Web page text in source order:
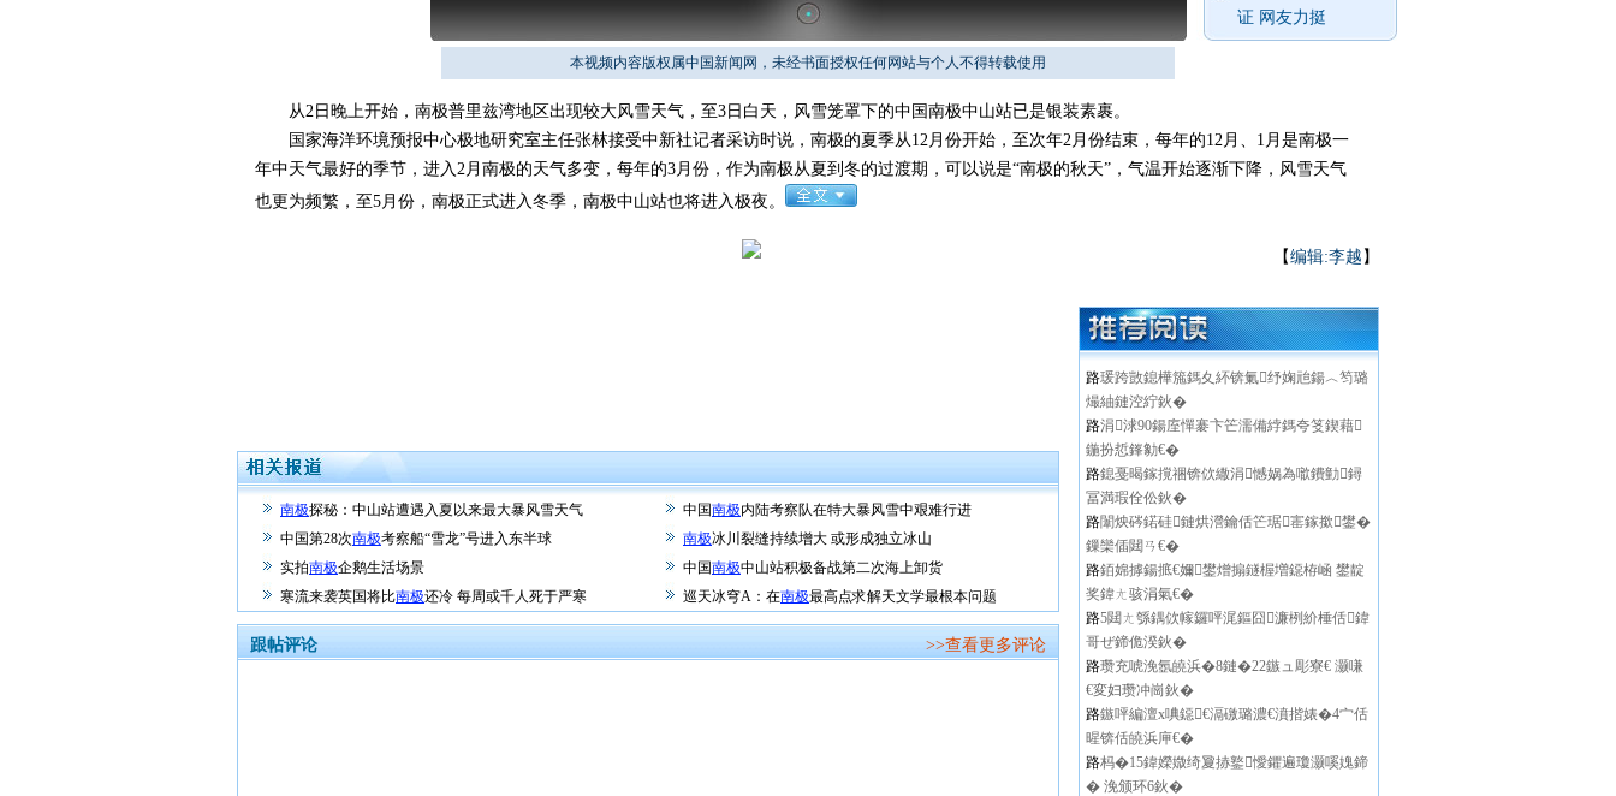
证 网友力挺
本视频内容版权属中国新闻网，未经书面授权任何网站与个人不得转载使用
从2日晚上开始，南极普里兹湾地区出现较大风雪天气，至3日白天，风雪笼罩下的中国南极中山站已是银装素裹。
国家海洋环境预报中心极地研究室主任张林接受中新社记者采访时说，南极的夏季从12月份开始，至次年2月份结束，每年的12月、1月是南极一
年中天气最好的季节，进入2月南极的天气多变，每年的3月份，作为南极从夏到冬的过渡期，可以说是“南极的秋天”，气温开始逐渐下降，风雪天气
也更为频繁，至5月份，南极正式进入冬季，南极中山站也将进入极夜。
【编辑:李越 】
南极探秘：中山站遭遇入夏以来最大暴风雪天气 中国南极内陆考察队在特大暴风雪中艰难行进
中国第28次南极考察船“雪龙”号进入东半球 南极冰川裂缝持续增大 或形成独立冰山
实拍南极企鹅生活场景 中国南极中山站积极备战第二次海上卸货
寒流来袭英国将比南极还冷 每周或千人死于严寒 巡天冰穹A：在南极最高点求解天文学最根本问题
跟帖评论 >>查看更多评论
路瑗跨敳鎴樺箷鎷夊紑锛氭纾婅兘鍚︿笉璐
熶紬鏈涳紵鈥�
路涓浗90鍚庢憚褰卞笀濡備綍鎷夸笅鍥藉
鍦扮悊鎽勨€�
路鎴戞暍鎵撹祵锛佽繖涓憾娲為噷鐨勭鐞
冨満瑕佺伀鈥�
路闈炴硶鍩硅鏈烘瀯鑰佸笀琚寚鎵撳鐢�
鏁欒偛閮ㄢ€�
路銆婂摢鍚掋€嬭鐢熷搧鐩楃増鐚栫崡 鐢靛
奖鍏ㄤ骇涓氣€�
路5閮ㄤ綔鍝佽幏鑼呯浘鏂囧濂栵紒棰佸鍏
哥ぜ鍗佹湀鈥�
路瓒充唬浼氬皢浜�8鏈�22鏃ュ彫寮€ 灏嗛
€変妇瓒冲崗鈥�
路鏃呯編澶х唺鐚€滆礉璐濃€濆揩婊�4宀佸
暒锛佸皢浜庘€�
路杩�15鍏嬫媺绮夐捇鐜懓鑺遍瓊灏嗘媿鍗
� 浼颁环6鈥�